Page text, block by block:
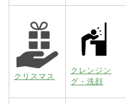
クリスマス
クレンジン
グ・洗顔